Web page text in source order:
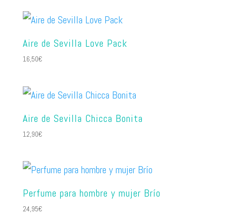
Aire de Sevilla Love Pack
16,50€
Aire de Sevilla Chicca Bonita
12,90€
Perfume para hombre y mujer Brío
24,95€